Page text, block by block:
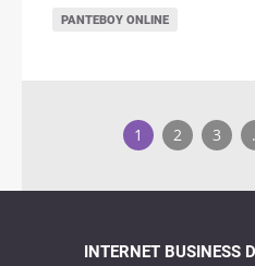
ΡΑΝΤΕΒΟΎ ONLINE
1 2 3
INTERNET BUSINESS